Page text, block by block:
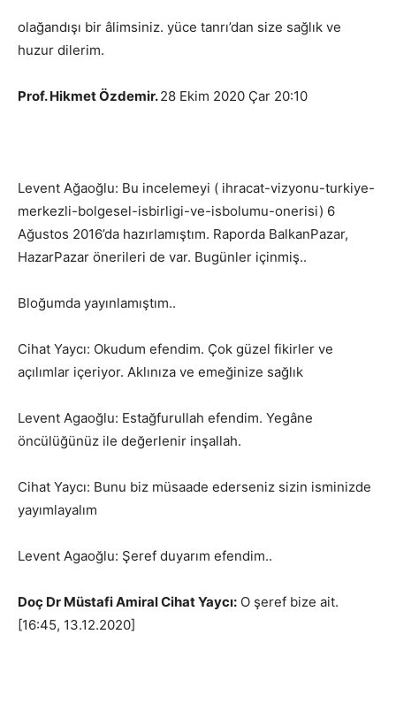
olağandışı bir âlimsiniz. yüce tanrı’dan size sağlık ve
huzur dilerim.
Prof. Hikmet Özdemir.28 Ekim 2020 Çar 20:10
Levent Ağaoğlu: Bu incelemeyi ( ihracat-vizyonu-turkiye-
merkezli-bolgesel-isbirligi-ve-isbolumu-onerisi) 6
Ağustos 2016’da hazırlamıştım. Raporda BalkanPazar,
HazarPazar önerileri de var. Bugünler içinmiş..
Bloğumda yayınlamıştım..
Cihat Yaycı: Okudum efendim. Çok güzel fikirler ve
açılımlar içeriyor. Aklınıza ve emeğinize sağlık
Levent Agaoğlu: Estağfurullah efendim. Yegâne
öncülüğünüz ile değerlenir inşallah.
Cihat Yaycı: Bunu biz müsaade ederseniz sizin isminizde
yayımlayalım
Levent Agaoğlu: Şeref duyarım efendim..
Doç Dr Müstafi Amiral Cihat Yaycı: O şeref bize ait.
[16:45, 13.12.2020]